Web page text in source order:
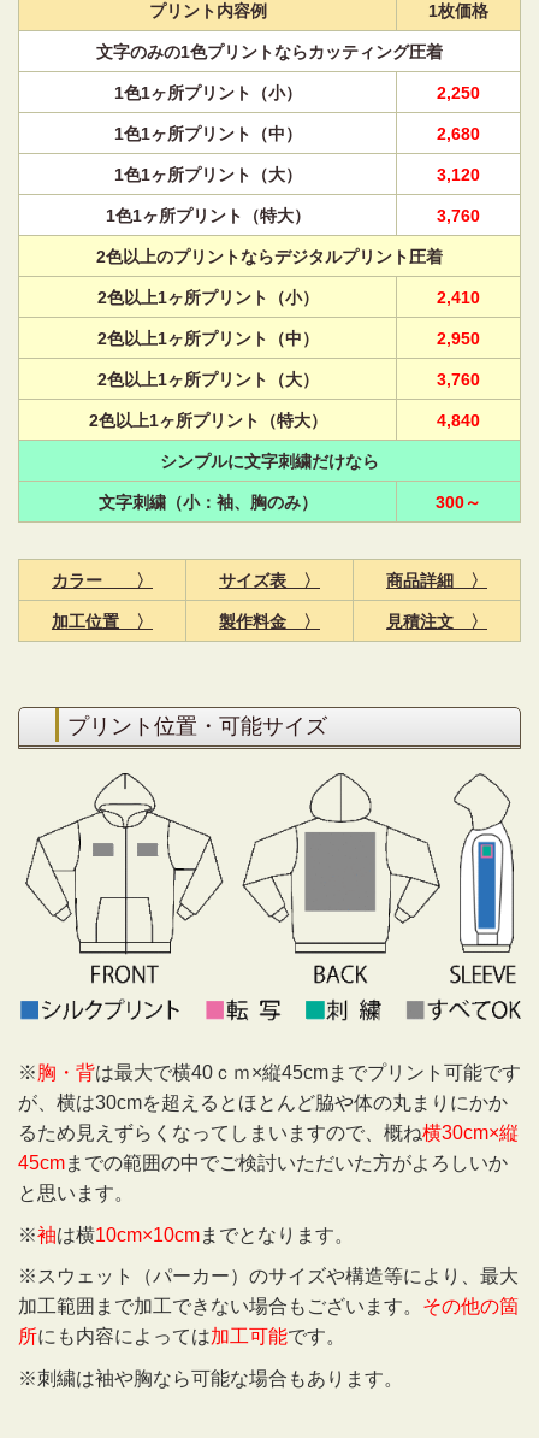
プリント内容例 1枚価格
文字のみの1色プリントならカッティング圧着
1色1ヶ所プリント（小） 2,250
1色1ヶ所プリント（中） 2,680
1色1ヶ所プリント（大） 3,120
1色1ヶ所プリント（特大） 3,760
2色以上のプリントならデジタルプリント圧着
2色以上1ヶ所プリント（小） 2,410
2色以上1ヶ所プリント（中） 2,950
2色以上1ヶ所プリント（大） 3,760
2色以上1ヶ所プリント（特大） 4,840
シンプルに文字刺繍だけなら
文字刺繍（小：袖、胸のみ） 300～
カラー 〉 サイズ表 〉 商品詳細 〉
加工位置 〉 製作料金 〉 見積注文 〉
プリント位置・可能サイズ
※胸・背は最大で横40ｃｍ×縦45cmまでプリント可能です
が、横は30cmを超えるとほとんど脇や体の丸まりにかか
るため見えずらくなってしまいますので、概ね横30cm×縦
45cmまでの範囲の中でご検討いただいた方がよろしいか
と思います。
※袖は横10cm×10cmまでとなります。
※スウェット（パーカー）のサイズや構造等により、最大
加工範囲まで加工できない場合もございます。 その他の箇
所にも内容によっては加工可能です。
※刺繍は袖や胸なら可能な場合もあります。